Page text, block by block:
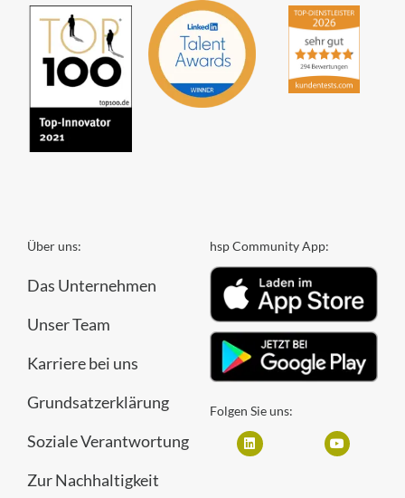
Über uns:
Das Unternehmen
Unser Team
Karriere bei uns
Grundsatzerklärung
Soziale Verantwortung
Zur Nachhaltigkeit
hsp Community App:
Folgen Sie uns: